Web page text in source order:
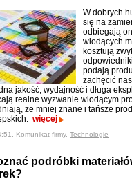
W dobrych
się na
odbiegają
wiodących
kosztują
podają
zachęcić
jakość, wydajność i długa
realne wyzwanie wiodącym
że mniej znane i tańsze
więcej
Komunikat firmy, Technologie
podróbki